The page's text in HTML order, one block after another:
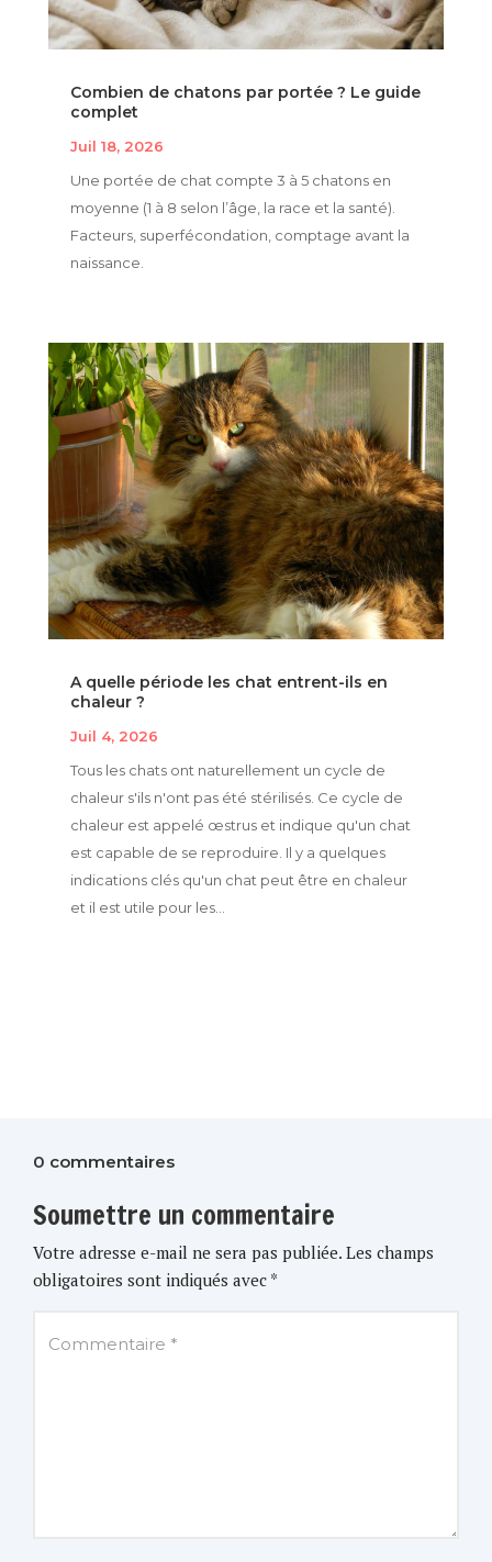
Combien de chatons par portée ? Le guide
complet
Juil 18, 2026
Une portée de chat compte 3 à 5 chatons en
moyenne (1 à 8 selon l’âge, la race et la santé).
Facteurs, superfécondation, comptage avant la
naissance.
A quelle période les chat entrent-ils en
chaleur ?
Juil 4, 2026
Tous les chats ont naturellement un cycle de
chaleur s'ils n'ont pas été stérilisés. Ce cycle de
chaleur est appelé œstrus et indique qu'un chat
est capable de se reproduire. Il y a quelques
indications clés qu'un chat peut être en chaleur
et il est utile pour les...
0 commentaires
Soumettre un commentaire
Votre adresse e-mail ne sera pas publiée. Les champs
obligatoires sont indiqués avec *